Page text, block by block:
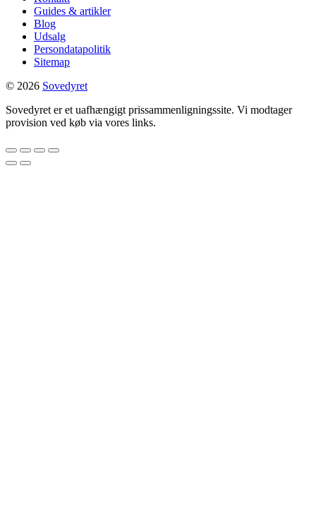
Guides & artikler
Blog
Udsalg
Persondatapolitik
Sitemap
© 2026 Sovedyret
Sovedyret er et uafhængigt prissammenligningssite. Vi modtager
provision ved køb via vores links.